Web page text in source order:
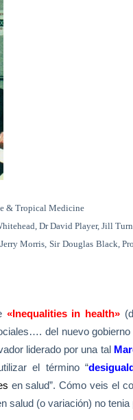
& Tropical Medicine
Dr David Player, Jill
Morris, Sir Douglas Black,
«Inequalities in health»
del nuevo
liderado por una tal
el término “
en salud”. Cómo veis el
salud (o variación) no tenia